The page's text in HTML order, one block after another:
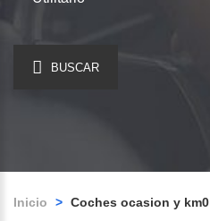
BUSCAR
Inicio > Coches ocasion y km0